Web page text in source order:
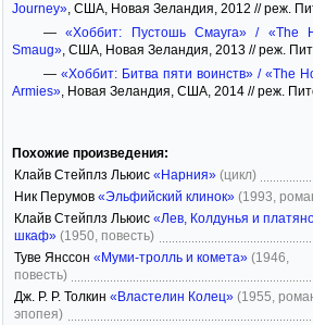
Journey» , США, Новая Зеландия, 2012 // реж.
—«Хоббит: Пустошь Смауга» / «The
Smaug» , США, Новая Зеландия, 2013 // реж.
— «Хоббит: Битва пяти воинств» / «The
Armies» , Новая Зеландия, США, 2014 // реж.
Похожие произведения:
Клайв Стейплз Льюис «Нарния» (цикл)
Ник Перумов «Эльфийский клинок» (1993,
Клайв Стейплз Льюис «Лев, Колдунья и
шкаф» (1950, повесть)
Туве Янссон «Муми-тролль и комета» (1946,
повесть)
Дж. Р. Р. Толкин «Властелин Колец» (1955,
эпопея)